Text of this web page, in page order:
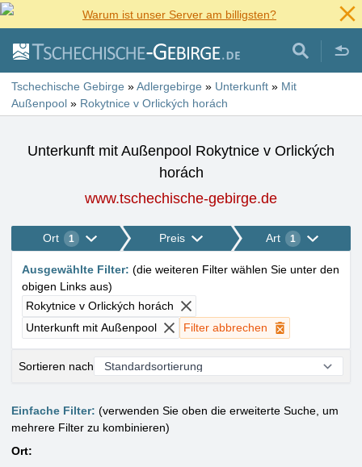
Warum ist unser Server am billigsten?
Tschechische Gebirge »Adlergebirge » Unterkunft » Mit
Außenpool » Rokytnice v Orlických horách
Unterkunft mit Außenpool Rokytnice v Orlických
horách
www.tschechische-gebirge.de
Ort 1 Preis Art 1
Ausgewählte Filter: (die weiteren Filter wählen Sie unter den
obigen Links aus)
Rokytnice v Orlických horách
Unterkunft mit Außenpool
Filter abbrechen
Sortieren nach
Einfache Filter: (verwenden Sie oben die erweiterte Suche, um
mehrere Filter zu kombinieren)
Ort: